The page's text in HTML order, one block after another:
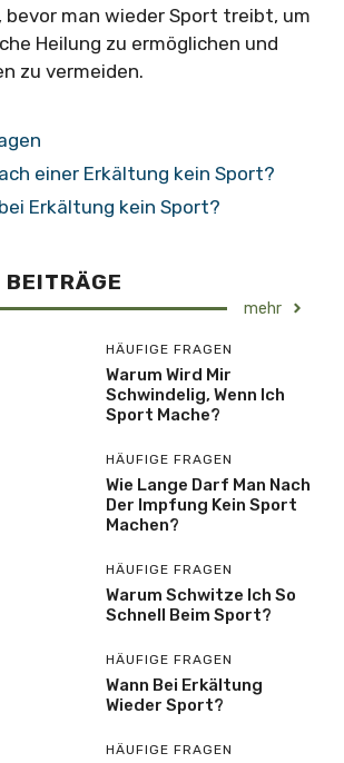
man wieder Sport treibt, um
Heilung zu ermöglichen und
zu vermeiden.
einer Erkältung kein Sport?
Erkältung kein Sport?
BEITRÄGE
mehr
HÄUFIGE FRAGEN
Warum Wird Mir
Schwindelig, Wenn Ich
Sport Mache?
HÄUFIGE FRAGEN
Wie Lange Darf Man Nach
Der Impfung Kein Sport
Machen?
HÄUFIGE FRAGEN
Warum Schwitze Ich So
Schnell Beim Sport?
HÄUFIGE FRAGEN
Wann Bei Erkältung
Wieder Sport?
HÄUFIGE FRAGEN